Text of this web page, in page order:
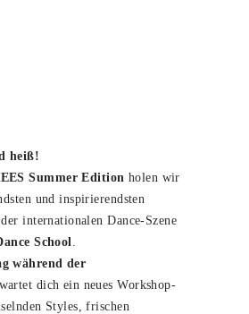
heiß!
Summer Edition holen wir
und inspirierendsten
internationalen Dance-Szene
School.
während der
dich ein neues Workshop-
Styles, frischen